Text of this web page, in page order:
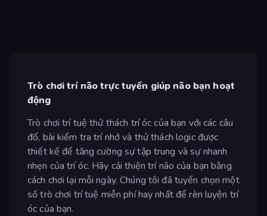
Trò chơi trí não trực tuyến giúp não bạn hoạt
động
Trò chơi trí tuệ thử thách trí óc của bạn với các câu
đố, bài kiểm tra trí nhớ và thử thách logic được
thiết kế để tăng cường sự tập trung và sự nhanh
nhẹn của trí óc. Hãy cải thiện trí não của bạn bằng
cách chơi lại mỗi ngày. Chúng tôi đã tuyển chọn một
số trò chơi trí tuệ miễn phí hay nhất để rèn luyện trí
óc của bạn.